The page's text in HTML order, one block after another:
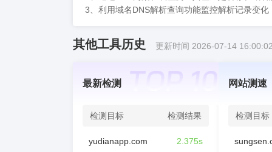
3、利用域名DNS解析查询功能监控解析记录变
其他工具历史 更新时间 2026-07-14
最新检测
检测目标 检测结果
yudianapp.com 2.375s
网站测速
检测目标